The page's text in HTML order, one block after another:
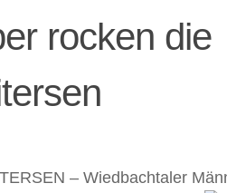
rocken die
– Wiedbachtaler